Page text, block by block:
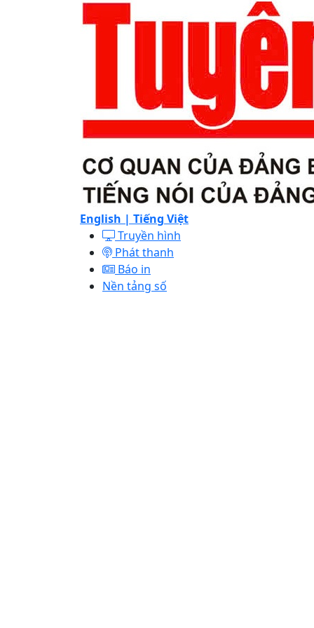
English | Tiếng Việt
Truyền hình
Phát thanh
Báo in
Nền tảng số